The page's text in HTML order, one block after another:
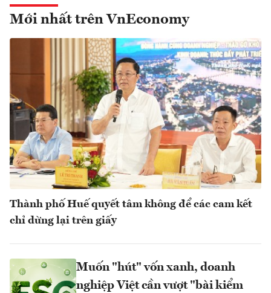
Mới nhất trên VnEconomy
Thành phố Huế quyết tâm không để các cam kết
chỉ dừng lại trên giấy
Muốn "hút" vốn xanh, doanh
nghiệp Việt cần vượt "bài kiểm